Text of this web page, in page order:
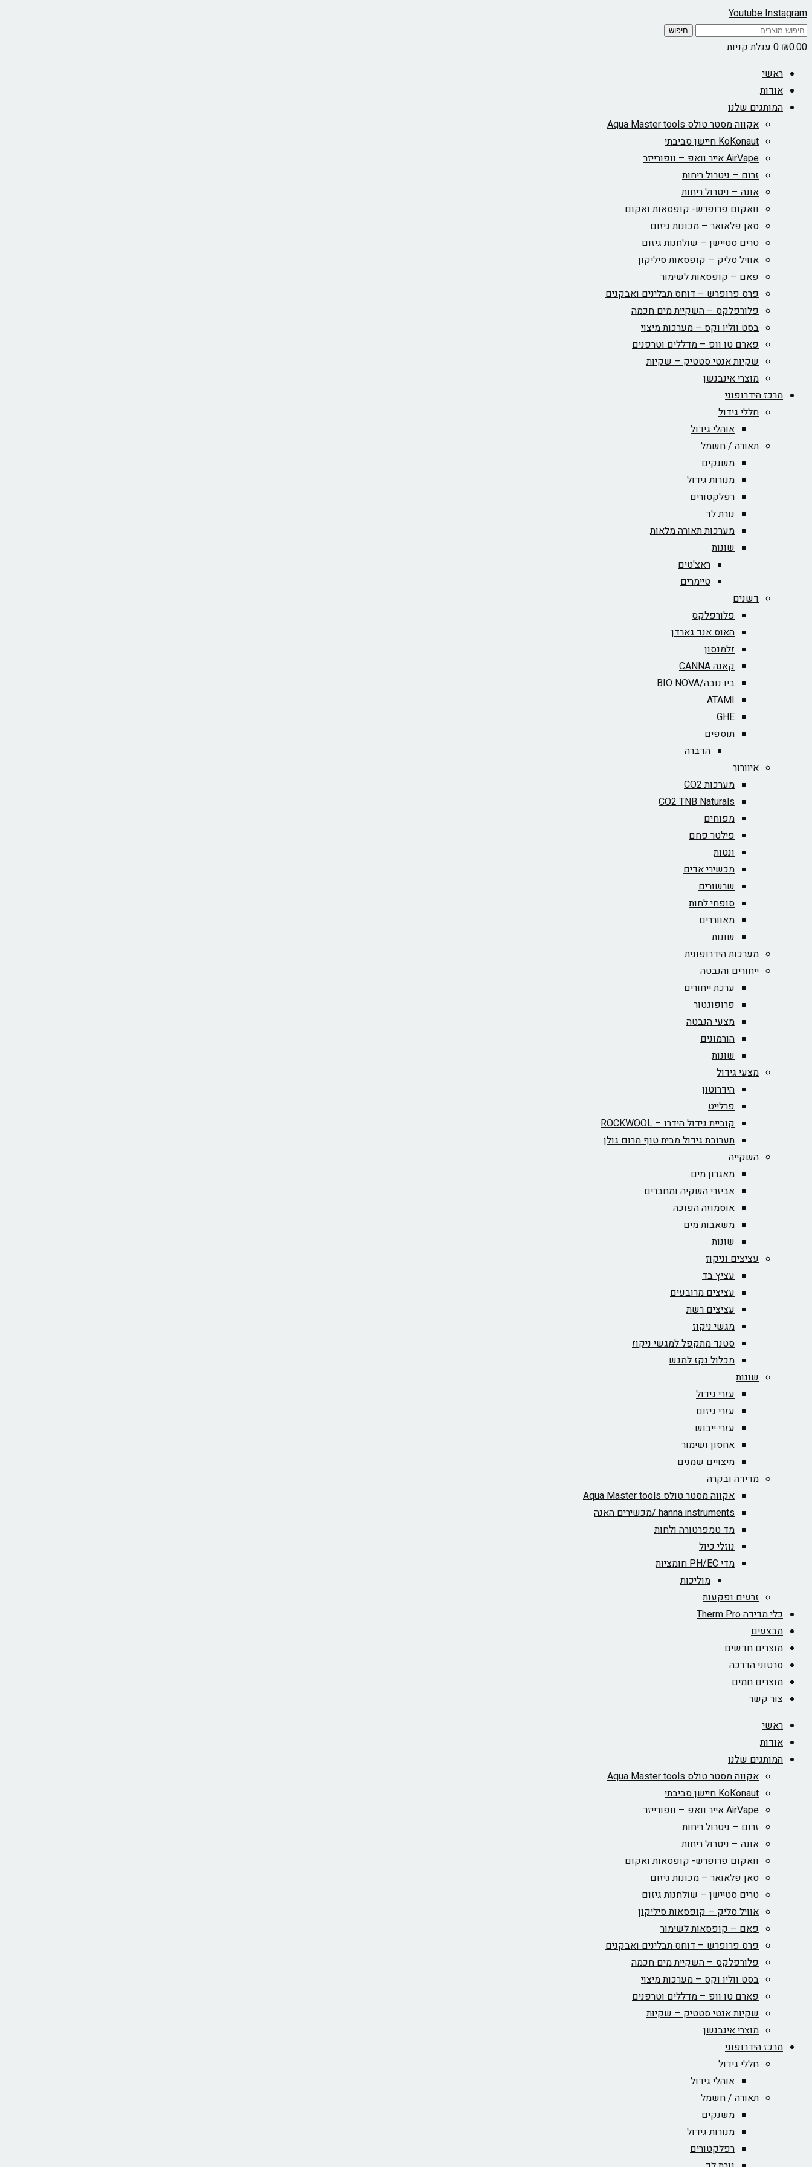
YoutubeInstagram
חיפוש
עבור:
חיפוש
₪0.00
0עגלת קניות
ראשי
אודות
המותגים שלנו
אקווה מסטר טולס Aqua Master tools
KoKonaut חיישן סביבתי
AirVape אייר וואפ – וופורייזר
זרום – ניטרול ריחות
אונה – ניטרול ריחות
וואקום פרופרש- קופסאות ואקום
סאן פלאואר – מכונות גיזום
טרים סטיישן – שולחנות גיזום
אוויל סליק – קופסאות סיליקון
פאם – קופסאות לשימור
פרס פרופרש – דוחס תבלינים ואבקנים
פלורפלקס – השקיית מים חכמה
בסט ווליו וקס – מערכות מיצוי
פארם טו וופ – מדללים וטרפנים
שקיות אנטי סטטיק – שקיות
מוצרי אינבנשן
מרכז הידרופוני
חללי גידול
אוהלי גידול
תאורה / חשמל
משנקים
מנורות גידול
רפלקטורים
נורת לד
מערכות תאורה מלאות
שונות
ראצ'טים
טיימרים
דשנים
פלורפלקס
האוס אנד גארדן
זלמנסון
קאנה CANNA
ביו נובה/BIO NOVA‏
ATAMI
GHE
תוספים
הדברה
איוורור
מערכות CO2
CO2 TNB Naturals
מפוחים
פילטר פחם
ונטות
מכשירי אדים
שרשורים
סופחי לחות
מאווררים
שונות
מערכות הידרופונית
ייחורים והנבטה
ערכת ייחורים
פרופוגטור
מצעי הנבטה
הורמונים
שונות
מצעי גידול
הידרוטון
פרלייט
קוביית גידול הידרו – ROCKWOOL‏
תערובת גידול מבית טוף מרום גולן
השקייה
מאגרון מים
אביזרי השקיה ומחברים
אוסמוזה הפוכה
משאבות מים
שונות
עציצים וניקוז
עציץ בד
עציצים מרובעים
עציצים רשת
מגשי ניקוז
סטנד מתקפל למגשי ניקוז
מכלול נקז למגש
שונות
עזרי גידול
עזרי גיזום
עזרי ייבוש
אחסון ושימור
מיצויים שמנים
מדידה ובקרה
אקווה מסטר טולס Aqua Master tools
hanna instruments /מכשירים האנה
מד טמפרטורה ולחות
נוזלי כיול
מדי PH/EC חומציות
מוליכות
זרעים ופקעות
כלי מדידה Therm Pro
מבצעים
מוצרים חדשים
סרטוני הדרכה
מוצרים חמים
צור קשר
ראשי
אודות
המותגים שלנו
אקווה מסטר טולס Aqua Master tools
KoKonaut חיישן סביבתי
AirVape אייר וואפ – וופורייזר
זרום – ניטרול ריחות
אונה – ניטרול ריחות
וואקום פרופרש- קופסאות ואקום
סאן פלאואר – מכונות גיזום
טרים סטיישן – שולחנות גיזום
אוויל סליק – קופסאות סיליקון
פאם – קופסאות לשימור
פרס פרופרש – דוחס תבלינים ואבקנים
פלורפלקס – השקיית מים חכמה
בסט ווליו וקס – מערכות מיצוי
פארם טו וופ – מדללים וטרפנים
שקיות אנטי סטטיק – שקיות
מוצרי אינבנשן
מרכז הידרופוני
חללי גידול
אוהלי גידול
תאורה / חשמל
משנקים
מנורות גידול
רפלקטורים